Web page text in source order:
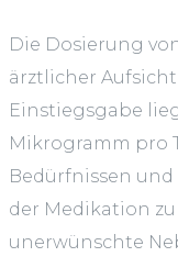
Die Dosierung
ärztlicher
Einstiegsgabe
Mikrogramm pro
Bedürfnissen
der Medikation
unerwünschte